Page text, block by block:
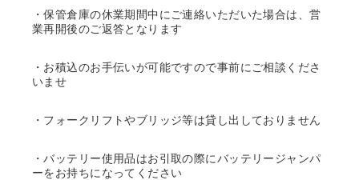
・保管倉庫の休業期間中にご連絡いただいた場合は、営
業再開後のご返答となります
・お積込のお手伝いが可能ですので事前にご相談くださ
いませ
・フォークリフトやブリッジ等は貸し出しておりません
・バッテリー使用品はお引取の際にバッテリージャンパ
ーをお持ちになってください